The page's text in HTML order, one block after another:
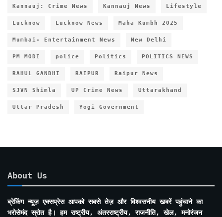
Kannauj: Crime News Kannauj News Lifestyle
Lucknow Lucknow News Maha Kumbh 2025
Mumbai- Entertainment News New Delhi
PM MODI police Politics POLITICS NEWS
RAHUL GANDHI RAIPUR Raipur News
SJVN Shimla UP Crime News Uttarakhand
Uttar Pradesh Yogi Government
About Us
ब्रेकिंग न्यूज़ एक्सप्रेस आपको सबसे तेज़ और विश्वसनीय खबरें पहुंचाने का
भरोसेमंद स्रोत है। हम राष्ट्रीय, अंतरराष्ट्रीय, राजनीति, खेल, मनोरंजन